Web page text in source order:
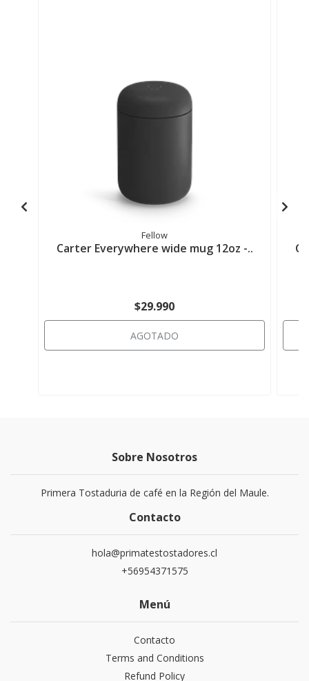
Fellow
Carter Everywhere wide mug 12oz -..
$29.990
AGOTADO
Sobre Nosotros
Primera Tostaduria de café en la Región del Maule.
Contacto
hola@primatestostadores.cl
+56954371575
Menú
Contacto
Terms and Conditions
Refund Policy